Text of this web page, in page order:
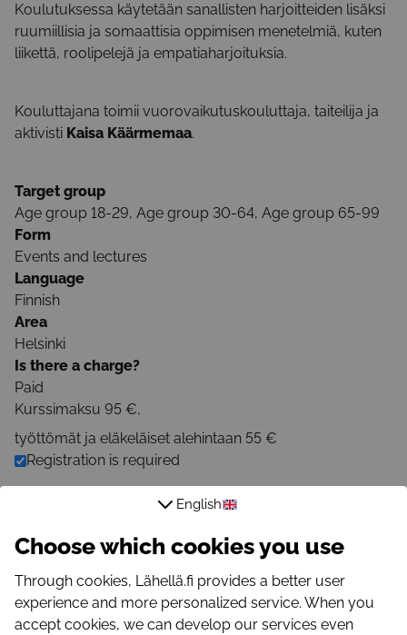
Koulutuksessa käytetään sanallisten harjoitteiden lisäksi
ruumiillisia ja somaattisia oppimisen menetelmiä, kuten
liikettä, roolipelejä ja empatiaharjoituksia.
Kouluttajana toimii vuorovaikutuskouluttaja, taiteilija ja
aktivisti Kaisa Käärmemaa.
Target group
Age group 18-29, Age group 30-64, Age group 65-99
Form
Events and lectures
Language
Finnish
Area
Helsinki
Is there a charge?
Paid
Kurssimaksu 95 €,
työttömät ja eläkeläiset alehintaan 55 €
Registration is required
vuorovaikutuksen-koulutus-nvc/
Registration email
koulutus@kansalaisfoorumi.fi
English
Choose which cookies you use
Through cookies, Lähellä.fi provides a better user
experience and more personalized service. When you
accept cookies, we can develop our services even